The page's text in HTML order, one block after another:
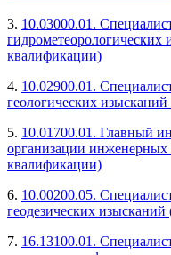
3. 10.03000.01.
гидрометеорологических
квалификации)
4. 10.02900.01.
геологических
5. 10.01700.01. Главный
организации инженерных
квалификации)
6. 10.00200.05.
геодезических
7. 16.13100.01.